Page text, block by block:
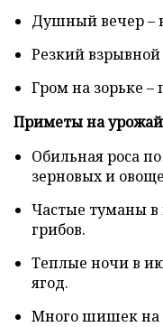
Душный вечер –
Резкий
Гром на зорьке –
Приметы на
Обильная роса
зерновых и
Частые туманы в
грибов.
Теплые ночи в
ягод.
Много шишек на